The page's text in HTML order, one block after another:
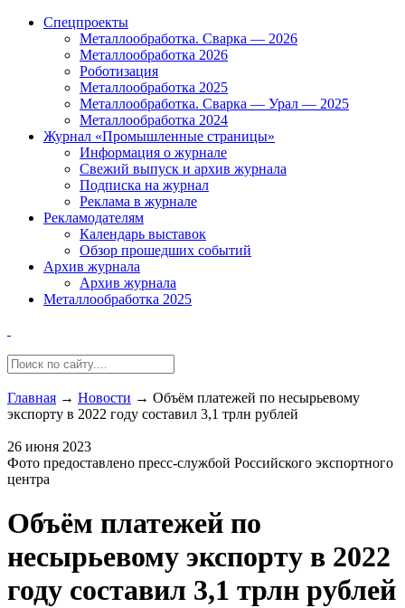
Спецпроекты
Металлообработка. Сварка — 2026
Металлообработка 2026
Роботизация
Металлообработка 2025
Металлообработка. Сварка — Урал — 2025
Металлообработка 2024
Журнал «Промышленные страницы»
Информация о журнале
Свежий выпуск и архив журнала
Подписка на журнал
Реклама в журнале
Рекламодателям
Календарь выставок
Обзор прошедших событий
Архив журнала
Архив журнала
Металлообработка 2025
Главная → Новости → Объём платежей по несырьевому
экспорту в 2022 году составил 3,1 трлн рублей
26 июня 2023
Фото предоставлено пресс-службой Российского экспортного
центра
Объём платежей по
несырьевому экспорту в 2022
году составил 3,1 трлн рублей